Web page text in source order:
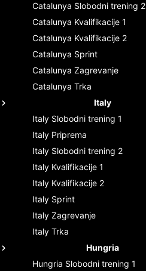
Catalunya Slobodni trening 2
Catalunya Kvalifikacije 1
Catalunya Kvalifikacije 2
Catalunya Sprint
Catalunya Zagrevanje
Catalunya Trka
Italy
Italy Slobodni trening 1
Italy Priprema
Italy Slobodni trening 2
Italy Kvalifikacije 1
Italy Kvalifikacije 2
Italy Sprint
Italy Zagrevanje
Italy Trka
Hungria
Hungria Slobodni trening 1